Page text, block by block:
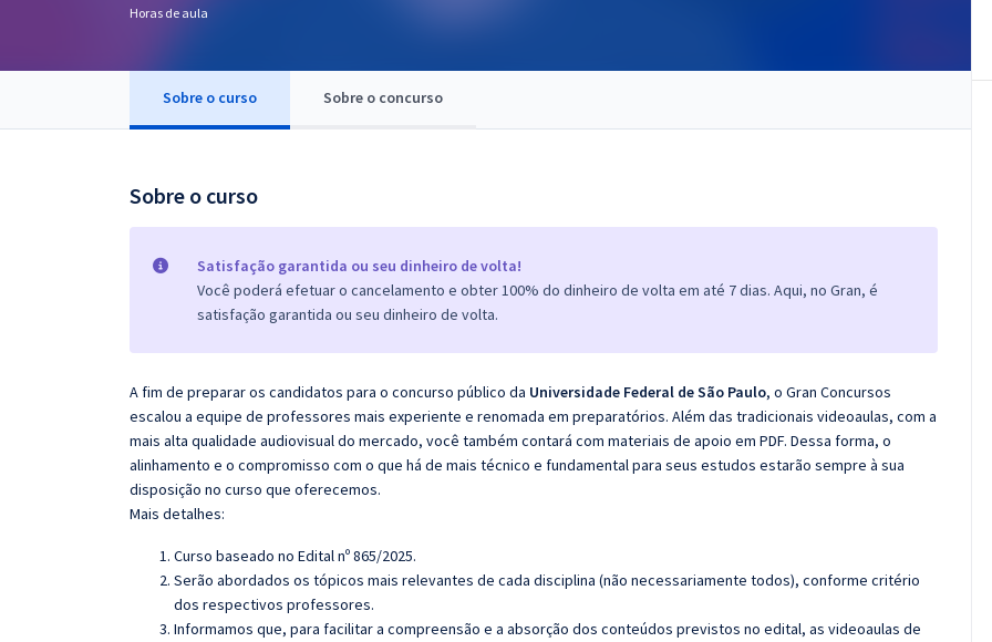
OAB
Questões grátis
Conteúdo gratuito
Horas de aula
Sobre o curso Sobre o concurso
Sobre o curso
Satisfação garantida ou seu dinheiro de volta!
Você poderá efetuar o cancelamento e obter 100% do dinheiro de volta em até 7 dias. Aqui, no Gran, é
satisfação garantida ou seu dinheiro de volta.
A fim de preparar os candidatos para o concurso público da Universidade Federal de São Paulo, o Gran Concursos
escalou a equipe de professores mais experiente e renomada em preparatórios. Além das tradicionais videoaulas, com a
mais alta qualidade audiovisual do mercado, você também contará com materiais de apoio em PDF. Dessa forma, o
alinhamento e o compromisso com o que há de mais técnico e fundamental para seus estudos estarão sempre à sua
disposição no curso que oferecemos.
Mais detalhes:
Curso baseado no Edital nº 865/2025.
Serão abordados os tópicos mais relevantes de cada disciplina (não necessariamente todos), conforme critério
dos respectivos professores.
Informamos que, para facilitar a compreensão e a absorção dos conteúdos previstos no edital, as videoaulas de